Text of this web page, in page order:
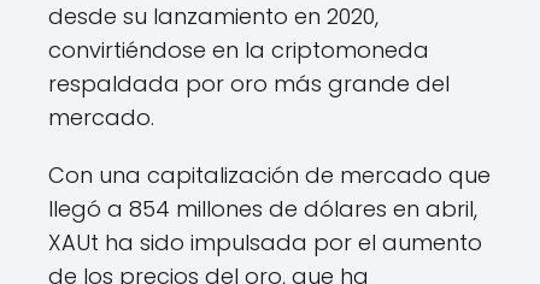
desde su lanzamiento en 2020,
convirtiéndose en la criptomoneda
respaldada por oro más grande del
mercado.
Con una capitalización de mercado que
llegó a 854 millones de dólares en abril,
XAUt ha sido impulsada por el aumento
de los precios del oro, que ha